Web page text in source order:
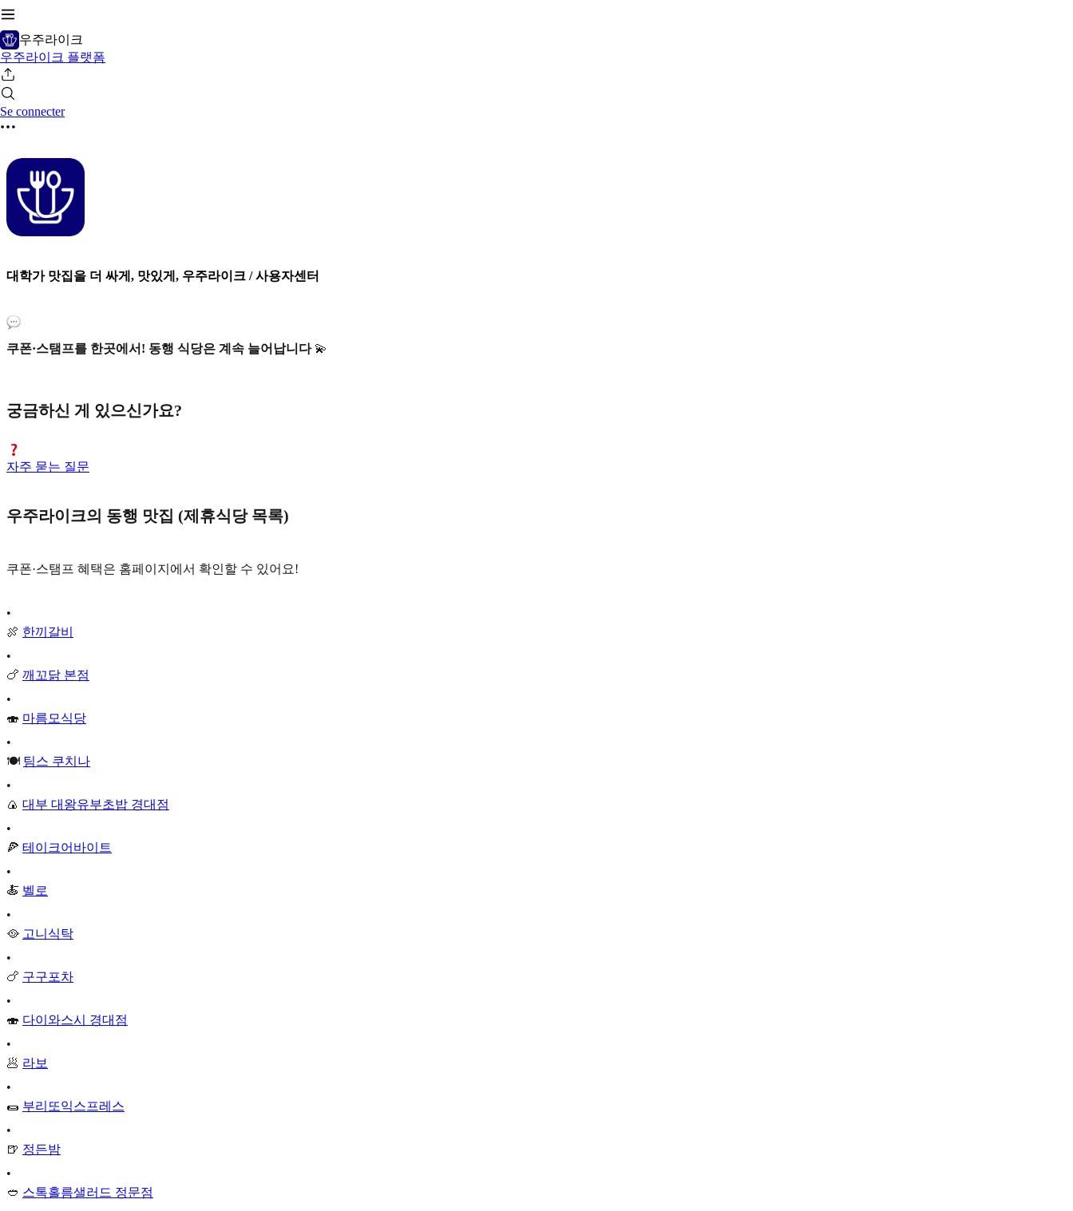
우주라이크
우주라이크 플랫폼
Se connecter
대학가 맛집을 더 싸게, 맛있게, 우주라이크 / 사용자센터
쿠폰·스탬프를 한곳에서! 동행 식당은 계속 늘어납니다 💫
궁금하신 게 있으신가요?
자주 묻는 질문
우주라이크의 동행 맛집 (제휴식당 목록)
쿠폰·스탬프 혜택은 홈페이지에서 확인할 수 있어요!
•
🍖 한끼갈비
•
🍗 깨꼬닭 본점
•
🍣 마름모식당
•
🍽️ 팀스 쿠치나
•
🍙 대부 대왕유부초밥 경대점
•
🍕 테이크어바이트
•
🍝 벨로
•
🥘 고니식탁
•
🍗 구구포차
•
🍣 다이와스시 경대점
•
🥟 라보
•
🌯 부리또익스프레스
•
🍺 정든밤
•
🥙 스톡홀름샐러드 정문점